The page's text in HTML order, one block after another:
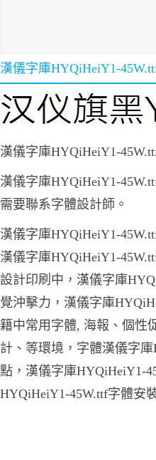
漢儀字庫HYQiHeiY1-
漢儀字庫HYQiHeiY1-
漢儀字庫HYQiHeiY1-
需要聯系字體設計師。
漢儀字庫HYQiHeiY1-
漢儀字庫HYQiHeiY1-
設計印刷中，漢儀字庫
覺沖擊力，漢儀字庫
籍中常用字體, 海報、個性
計、等環境，字體漢儀字
點，漢儀字庫HYQiHeiY1-
HYQiHeiY1-45W.ttf字體安